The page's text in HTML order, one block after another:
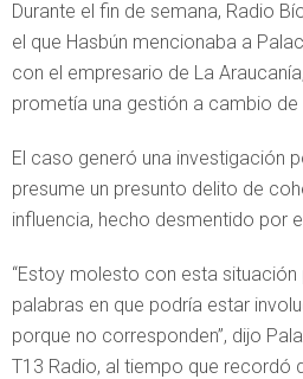
Durante el fin de semana, Radio
el que Hasbún mencionaba a
con el empresario de La
prometía una gestión a cambio de
El caso generó una investigación
presume un presunto delito de
influencia, hecho desmentido por
“Estoy molesto con esta
palabras en que podría estar
porque no corresponden”, dijo
T13 Radio, al tiempo que recordó